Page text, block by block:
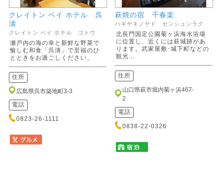
クレイトン ベイ ホテル 呉
濤
クレイトン ベイ ホテル ゴトウ
瀬戸内の海の幸と新鮮な野菜で
愉しむ和食「呉濤」で至福のひ
とときをお過ごしください。
住所
広島県呉市築地町3-3
電話
0823-26-1111
萩焼の宿 千春楽
ハギヤキノヤド センシュンラク
北長門国定公園菊ヶ浜海水浴場
に位置し、近くには萩城跡があ
ります。武家屋敷･城下町などの
観光...
住所
山口県萩市堀内菊ヶ浜467-
2
電話
0838-22-0326